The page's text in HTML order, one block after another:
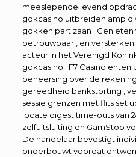
meeslepende levend
gokcasino uitbreiden amp
gokken partizaan . Genieten
betrouwbaar , en
acteur in het Verenigd
gokcasino . F7 Casino enten
beheersing over de
gereedheid bankstorting ,
sessie grenzen met flits set
locate digest time-outs van
zelfuitsluiting en GamStop
De handelaar bevestigt
onderbouwt voordat